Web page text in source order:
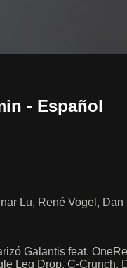
- Español
Lu, René Vogel, Dan
Galantis feat.
Leg Drop, C-Crunch,